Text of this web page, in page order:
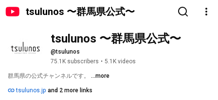
tsulunos 〜群馬県公式〜
tsulunos 〜群馬県公式〜
@tsulunos
75.1K subscribers • 5.1K videos
群馬県の公式チャンネルです。 ...more
tsulunos.jp and 2 more links